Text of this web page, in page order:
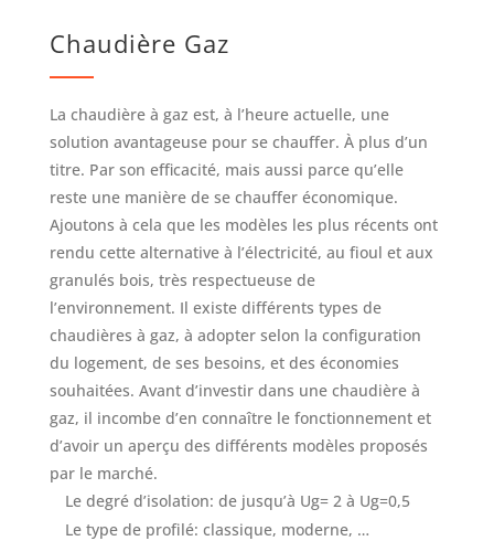
Chaudière Gaz
La chaudière à gaz est, à l’heure actuelle, une
solution avantageuse pour se chauffer. À plus d’un
titre. Par son efficacité, mais aussi parce qu’elle
reste une manière de se chauffer économique.
Ajoutons à cela que les modèles les plus récents ont
rendu cette alternative à l’électricité, au fioul et aux
granulés bois, très respectueuse de
l’environnement. Il existe différents types de
chaudières à gaz, à adopter selon la configuration
du logement, de ses besoins, et des économies
souhaitées. Avant d’investir dans une chaudière à
gaz, il incombe d’en connaître le fonctionnement et
d’avoir un aperçu des différents modèles proposés
par le marché.
Le degré d’isolation: de jusqu’à Ug= 2 à Ug=0,5
Le type de profilé: classique, moderne, …